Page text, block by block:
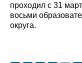
проходил с 31
восьми
округа.